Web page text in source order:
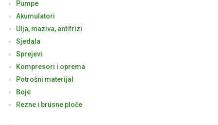
Pumpe
Akumulatori
Ulja, maziva, antifrizi
Sjedala
Sprejevi
Kompresori i oprema
Potrošni materijal
Boje
Rezne i brusne ploče